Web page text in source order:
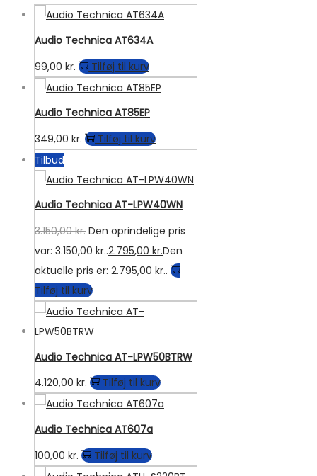
Audio Technica AT634A
99,00 kr. Tilføj til kurv
Audio Technica AT85EP
349,00 kr.
Tilføj til kurv
Tilbud
Audio Technica AT-LPW40WN
3.150,00kr. Den oprindelige pris
var: 3.150,00 kr..2.795,00 kr.Den
aktuelle pris er: 2.795,00 kr..
Tilføj til kurv
Audio Technica AT-LPW50BTRW
4.120,00 kr. Tilføj til kurv
Audio Technica AT607a
100,00 kr. Tilføj til kurv